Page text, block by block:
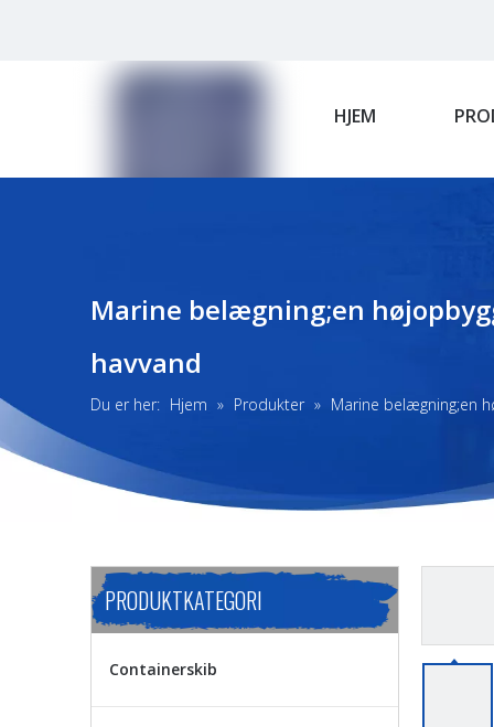
HJEM
Marine belægning;en
havvand
Du er her: Hjem » Produkter » Marine belægning;en
PRODUKTKATEGORI
Containerskib